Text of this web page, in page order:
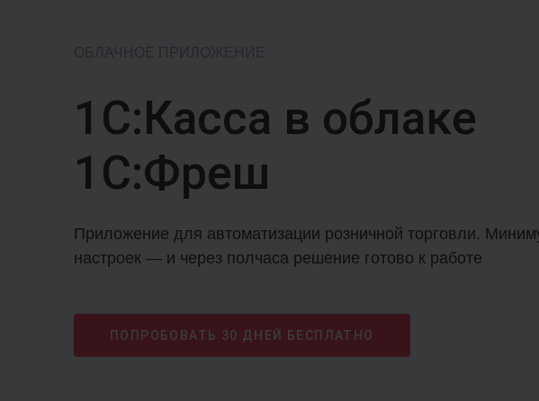
1С:Касса в облаке
1С:Фреш
Приложение для автоматизации розничной торговли.
настроек — и через полчаса решение готово к работе
ПОПРОБОВАТЬ 30 ДНЕЙ БЕСПЛАТНО